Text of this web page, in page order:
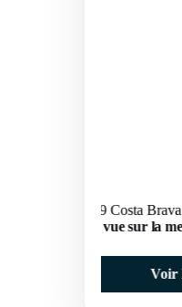
Ref: 75159 Costa
Villa avec vue sur la
Voir